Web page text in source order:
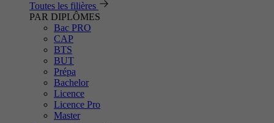
Toutes les filières
PAR DIPLÔMES
Bac PRO
CAP
BTS
BUT
Prépa
Bachelor
Licence
Licence Pro
Master